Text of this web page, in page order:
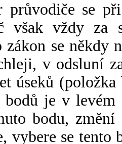
průvodiče se
však vždy za
zákon se někdy
v odsluní
úseků
bodů je v
bodu,
vybere se tento